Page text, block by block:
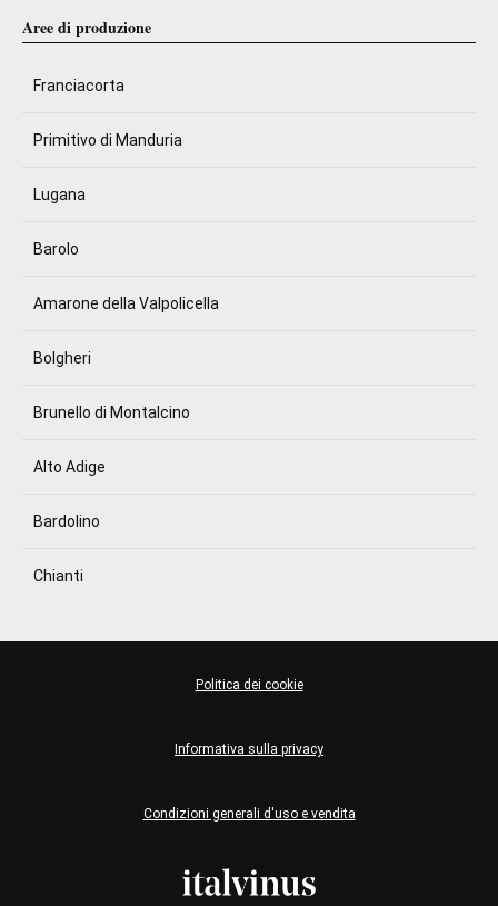
Aree di produzione
Franciacorta
Primitivo di Manduria
Lugana
Barolo
Amarone della Valpolicella
Bolgheri
Brunello di Montalcino
Alto Adige
Bardolino
Chianti
Condizioni generali d'uso e vendita
Informativa sulla privacy
Politica dei cookie